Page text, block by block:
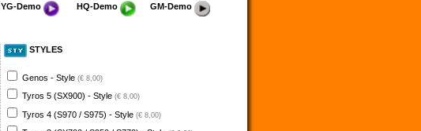
YG-Demo HQ-Demo GM-Demo
STYLES
Genos - Style (€ 8,00)
Tyros 5 (SX900) - Style (€ 8,00)
Tyros 4 (S970 / S975) - Style (€ 8,00)